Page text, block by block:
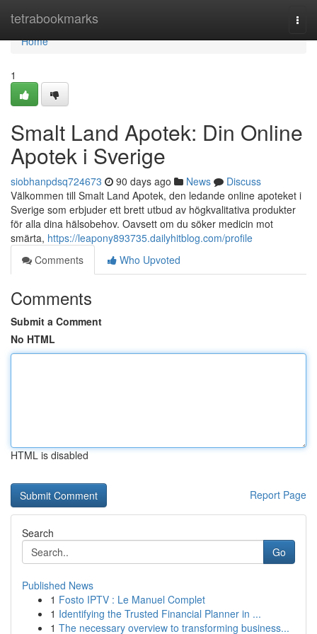
tetrabookmarks
Home
Home
1
Smalt Land Apotek: Din Online
Apotek i Sverige
siobhanpdsq724673 90 days ago News
Discuss
Välkommen till Smalt Land Apotek, den ledande online apoteket i
Sverige som erbjuder ett brett utbud av högkvalitativa produkter
för alla dina hälsobehov. Oavsett om du söker medicin mot
smärta, https://leapony893735.dailyhitblog.com/profile
Comments
Who Upvoted
Comments
Submit a Comment
No HTML
HTML is disabled
Report Page
Search
Go
Published News
1 Fosto IPTV : Le Manuel Complet
1 Identifying the Trusted Financial Planner in ...
1 The necessary overview to transforming business...